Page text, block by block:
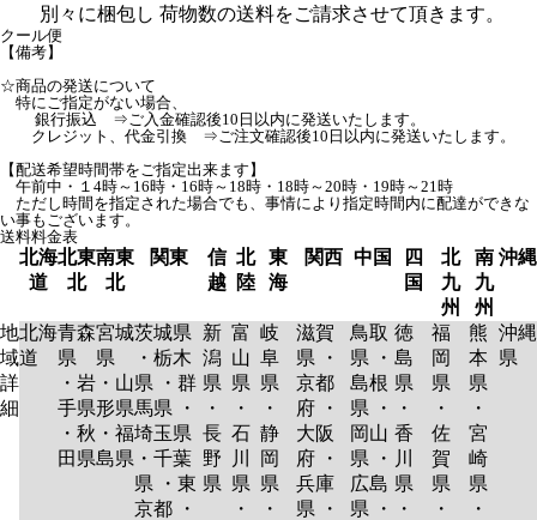
別々に梱包し 荷物数の送料をご請求させて頂きます。
クール便
【備考】
☆商品の発送について
特にご指定がない場合、
銀行振込 ⇒ご入金確認後10日以内に発送いたします。
クレジット、代金引換 ⇒ご注文確認後10日以内に発送いたします。
【配送希望時間帯をご指定出来ます】
午前中・１4時～16時・16時～18時・18時～20時・19時～21時
ただし時間を指定された場合でも、事情により指定時間内に配達ができな
い事もございます。
送料料金表
北海
道
北東
北
南東
北
関東
信
越
北
陸
東
海
関西 中国
四
国
北
九
州
南
九
州
沖縄
地
域
詳
細
北海
道
青森
県
・岩
手県
・秋
田県
宮城
県
・山
形県
・福
島県
茨城県
・栃木
県 ・群
馬県 ・
埼玉県
・千葉
県 ・東
京都 ・
新
潟
県
・
長
野
県
富
山
県
・
石
川
県
・
岐
阜
県
・
静
岡
県
・
滋賀
県 ・
京都
府 ・
大阪
府 ・
兵庫
県 ・
鳥取
県 ・
島根
県 ・
岡山
県 ・
広島
県 ・
徳
島
県
・
香
川
県
・
福
岡
県
・
佐
賀
県
・
熊
本
県
・
宮
崎
県
・
沖縄
県